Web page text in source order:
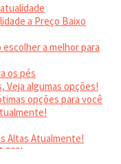
a Preço Baixo
escolher a melhor para
os pés
Veja algumas opções!
opções para você
Altas Atualmente!
800!